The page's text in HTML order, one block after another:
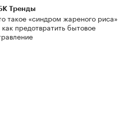
Тренды
такое «синдром жареного риса»
предотвратить бытовое